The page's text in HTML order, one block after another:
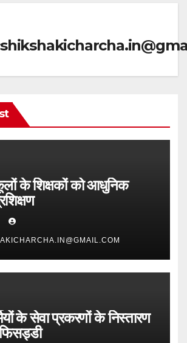
के शिक्षकों को आधुनिक
के सेवा प्रकरणों के निस्तारण